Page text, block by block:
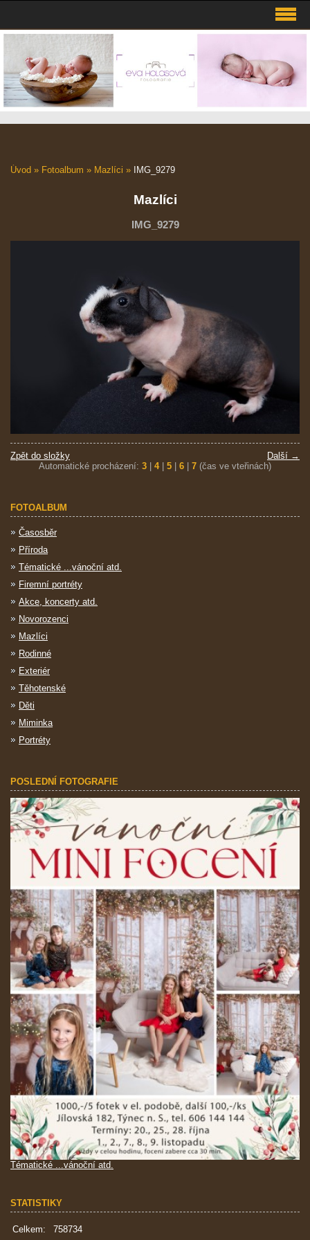
Úvod » Fotoalbum » Mazlíci » IMG_9279
Mazlíci
IMG_9279
Další →
Zpět do složky
Automatické procházení: 3 4| 5 6 7 (čas ve vteřinách)
FOTOALBUM
Časosběr
Příroda
Tématické ...vánoční atd.
Firemní portréty
Akce, koncerty atd.
Novorozenci
Mazlíci
Rodinné
Exteriér
Těhotenské
Děti
Miminka
Portréty
POSLEDNÍ FOTOGRAFIE
Tématické ...vánoční atd.
STATISTIKY
Celkem: 758734